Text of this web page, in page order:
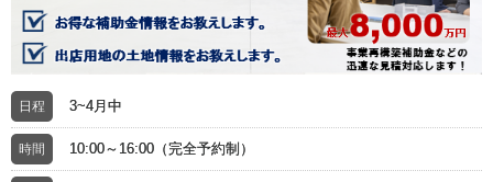
日程 3~4月中
時間 10:00～16:00（完全予約制）